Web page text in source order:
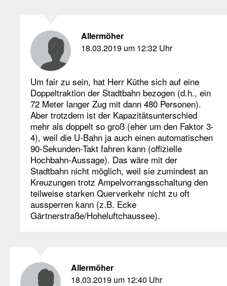
Allermöher
18.03.2019 um 12:32 Uhr
Um fair zu sein, hat Herr Küthe sich auf eine
Doppeltraktion der Stadtbahn bezogen (d.h., ein
72 Meter langer Zug mit dann 480 Personen).
Aber trotzdem ist der Kapazitätsunterschied
mehr als doppelt so groß (eher um den Faktor 3-
4), weil die U-Bahn ja auch einen automatischen
90-Sekunden-Takt fahren kann (offizielle
Hochbahn-Aussage). Das wäre mit der
Stadtbahn nicht möglich, weil sie zumindest an
Kreuzungen trotz Ampelvorrangsschaltung den
teilweise starken Querverkehr nicht zu oft
aussperren kann (z.B. Ecke
Gärtnerstraße/Hoheluftchaussee).
Allermöher
18.03.2019 um 12:40 Uhr